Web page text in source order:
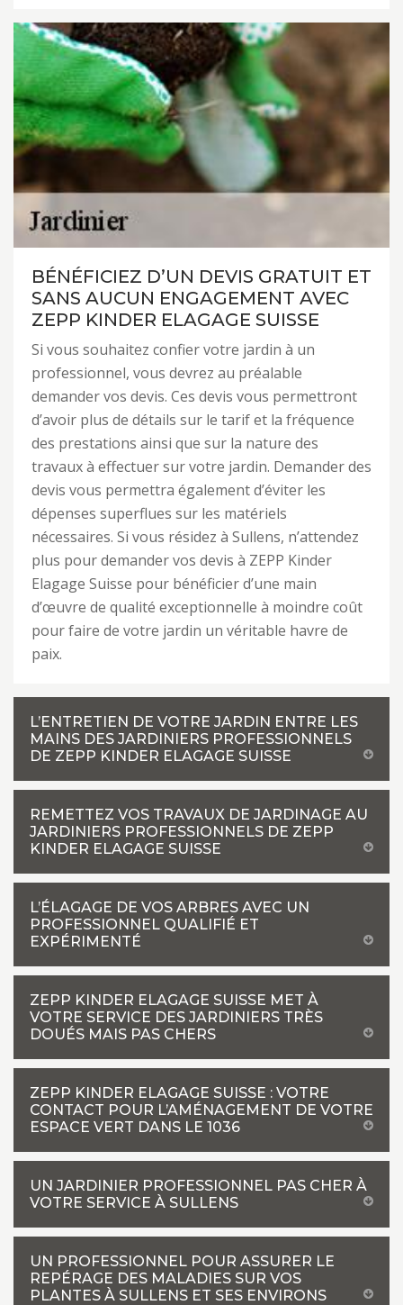
BÉNÉFICIEZ D’UN DEVIS GRATUIT ET
SANS AUCUN ENGAGEMENT AVEC
ZEPP KINDER ELAGAGE SUISSE
Si vous souhaitez confier votre jardin à un
professionnel, vous devrez au préalable
demander vos devis. Ces devis vous permettront
d’avoir plus de détails sur le tarif et la fréquence
des prestations ainsi que sur la nature des
travaux à effectuer sur votre jardin. Demander des
devis vous permettra également d’éviter les
dépenses superflues sur les matériels
nécessaires. Si vous résidez à Sullens, n’attendez
plus pour demander vos devis à ZEPP Kinder
Elagage Suisse pour bénéficier d’une main
d’œuvre de qualité exceptionnelle à moindre coût
pour faire de votre jardin un véritable havre de
paix.
L’ENTRETIEN DE VOTRE JARDIN ENTRE LES
MAINS DES JARDINIERS PROFESSIONNELS
DE ZEPP KINDER ELAGAGE SUISSE
REMETTEZ VOS TRAVAUX DE JARDINAGE AU
JARDINIERS PROFESSIONNELS DE ZEPP
KINDER ELAGAGE SUISSE
L’ÉLAGAGE DE VOS ARBRES AVEC UN
PROFESSIONNEL QUALIFIÉ ET
EXPÉRIMENTÉ
ZEPP KINDER ELAGAGE SUISSE MET À
VOTRE SERVICE DES JARDINIERS TRÈS
DOUÉS MAIS PAS CHERS
ZEPP KINDER ELAGAGE SUISSE : VOTRE
CONTACT POUR L’AMÉNAGEMENT DE VOTRE
ESPACE VERT DANS LE 1036
UN JARDINIER PROFESSIONNEL PAS CHER À
VOTRE SERVICE À SULLENS
UN PROFESSIONNEL POUR ASSURER LE
REPÉRAGE DES MALADIES SUR VOS
PLANTES À SULLENS ET SES ENVIRONS